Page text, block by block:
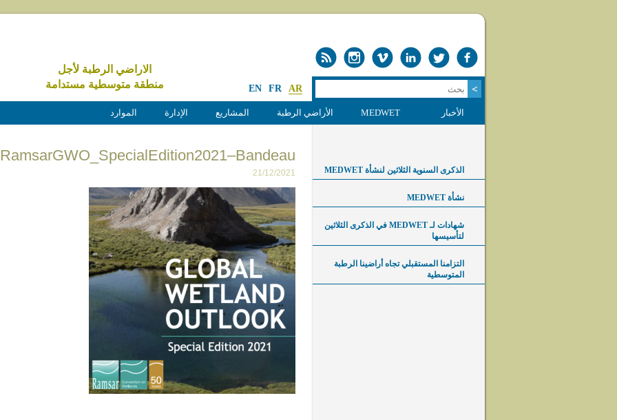
الاراضي الرطبة لأجل
منطقة متوسطية مستدامة
EN FR AR
الأخبار MEDWET الأراضي الرطبة المشاريع الإدارة الموارد
RamsarGWO_SpecialEdition2021–Bandeau
21/12/2021 الذكرى السنوية الثلاثين لنشأة MEDWET
نشأة MEDWET
شهادات لـ MEDWET في الذكرى الثلاثين
لتأسيسها
التزامنا المستقبلي تجاه أراضينا الرطبة
المتوسطية